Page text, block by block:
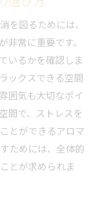
の具体例
アロマオイル
クニック
ける頻度の目安
テラピー
とその効能
を図るためには、
非常に重要です。
いるかを確認しま
ックスできる空間
囲気も大切なポイ
間で、ストレスを
とができるアロマ
ためには、全体的
とが求められま